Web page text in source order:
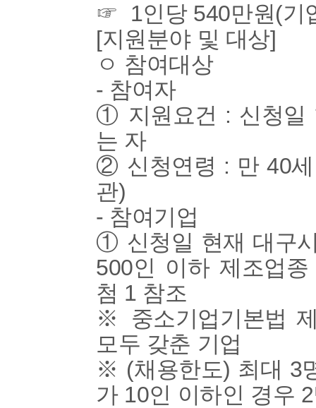
☞ 1인당 540만원(기
[지원분야 및 대상]
ㅇ 참여대상
- 참여자
① 지원요건 : 신청일
는 자
② 신청연령 : 만 40세
관)
- 참여기업
① 신청일 현재 대구
500인 이하 제조업
첨 1 참조
※ 중소기업기본법
모두 갖춘 기업
※ (채용한도) 최대 3
가 10인 이하인 경우